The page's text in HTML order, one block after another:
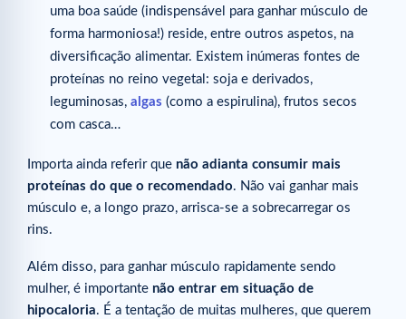
uma boa saúde (indispensável para ganhar músculo de
forma harmoniosa!) reside, entre outros aspetos, na
diversificação alimentar. Existem inúmeras fontes de
proteínas no reino vegetal: soja e derivados,
leguminosas, algas (como a espirulina), frutos secos
com casca…
Importa ainda referir que não adianta consumir mais
proteínas do que o recomendado. Não vai ganhar mais
músculo e, a longo prazo, arrisca-se a sobrecarregar os
rins.
Além disso, para ganhar músculo rapidamente sendo
mulher, é importante não entrar em situação de
hipocaloria. É a tentação de muitas mulheres, que querem